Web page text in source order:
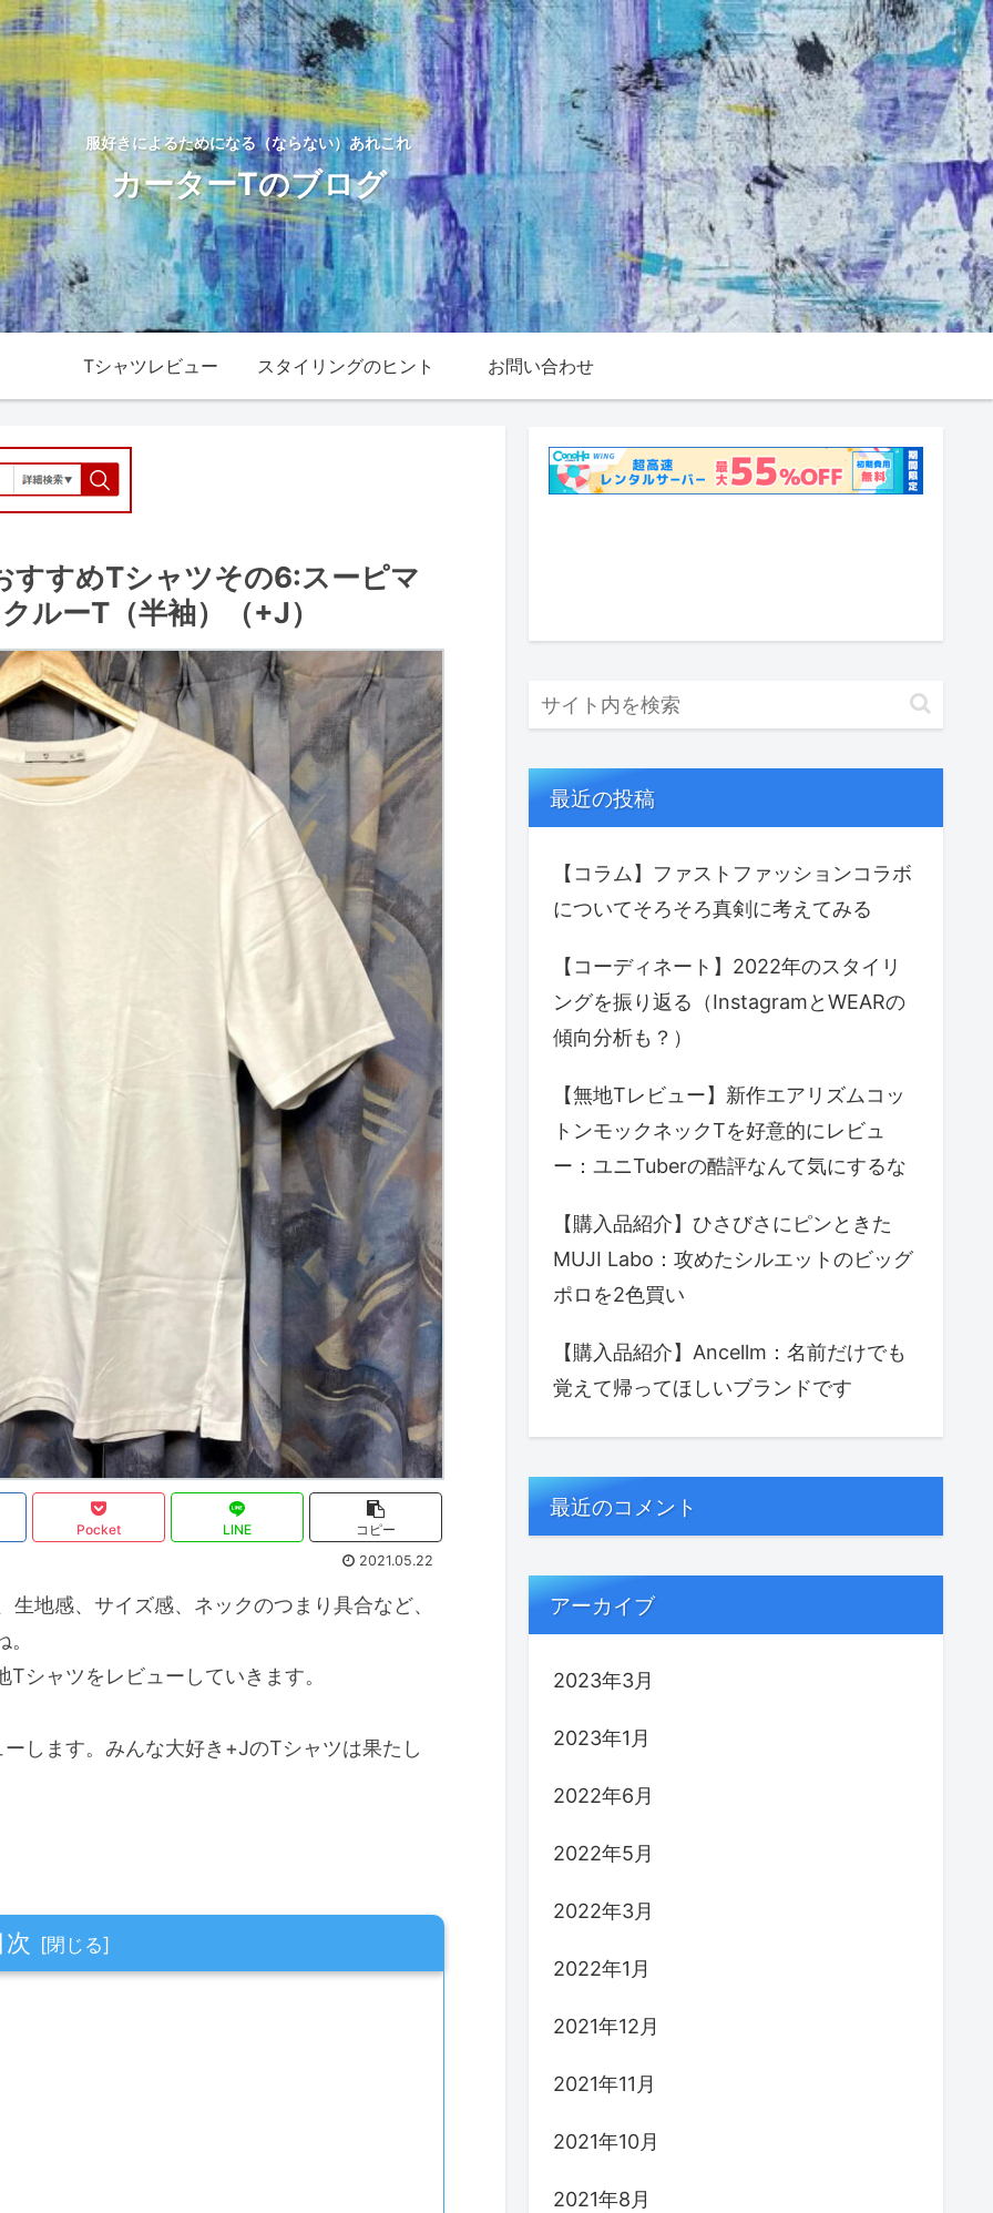
服好きによるためになる（ならない）あれこれ
カーターTのブログ
Tシャツレビュー スタイリングのヒント お問い合わせ
すすめTシャツその6:スーピマ
ルーT（半袖）（+J）
Pocket LINE
コピー
2021.05.22
地感、サイズ感、ネックのつまり具合など、
シャツをレビューしていきます。
します。みんな大好き+JのTシャツは果たし
次
最近の投稿
【コラム】ファストファッションコラボ
についてそろそろ真剣に考えてみる
【コーディネート】2022年のスタイリ
ングを振り返る（InstagramとWEARの
傾向分析も？）
【無地Tレビュー】新作エアリズムコッ
トンモックネックTを好意的にレビュ
ー：ユニTuberの酷評なんて気にするな
【購入品紹介】ひさびさにピンときた
MUJI Labo：攻めたシルエットのビッグ
ポロを2色買い
【購入品紹介】Ancellm：名前だけでも
覚えて帰ってほしいブランドです
最近のコメント
アーカイブ
2023年3月
2023年1月
2022年6月
2022年5月
2022年3月
2022年1月
2021年12月
2021年11月
2021年10月
2021年8月